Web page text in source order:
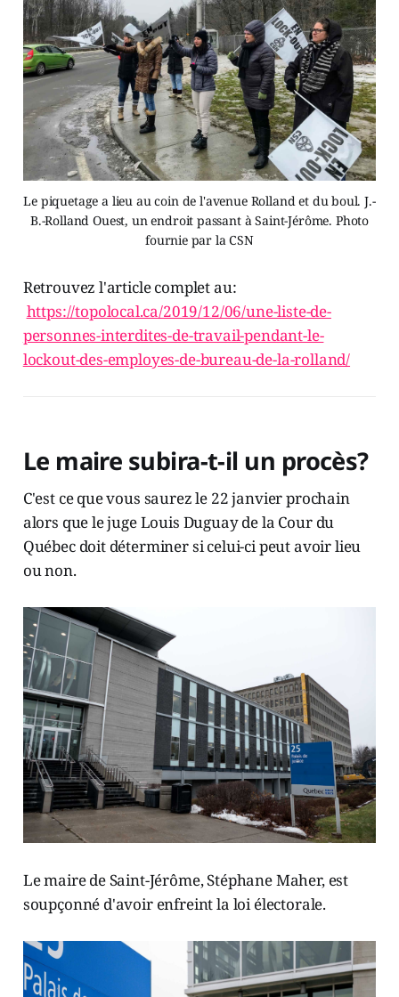
Le piquetage a lieu au coin de l'avenue Rolland et du boul. J.-
B.-Rolland Ouest, un endroit passant à Saint-Jérôme. Photo
fournie par la CSN
Retrouvez l'article complet au:
https://topolocal.ca/2019/12/06/une-liste-de-
personnes-interdites-de-travail-pendant-le-
lockout-des-employes-de-bureau-de-la-rolland/
Le maire subira-t-il un procès?
C'est ce que vous saurez le 22 janvier prochain
alors que le juge Louis Duguay de la Cour du
Québec doit déterminer si celui-ci peut avoir lieu
ou non.
Le maire de Saint-Jérôme, Stéphane Maher, est
soupçonné d'avoir enfreint la loi électorale.